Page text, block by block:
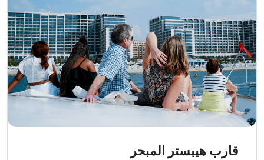
قارب هيبستر المبحر